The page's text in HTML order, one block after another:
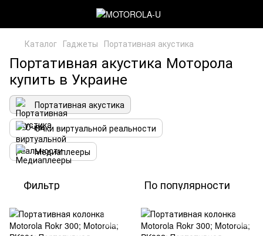
Каталог Гаджеты Портативная акустика
Портативная акустика Моторола
купить в Украине
Портативная акустика
Очки виртуальной реальности
Медиаплееры
Фильтр По популярности